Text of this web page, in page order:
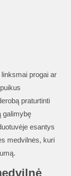
linksmai progai ar
praturtinti
galimybę
esantys
medvilnės, kuri